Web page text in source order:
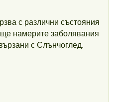
с различни състояния
намерите заболявания
с Слънчоглед.